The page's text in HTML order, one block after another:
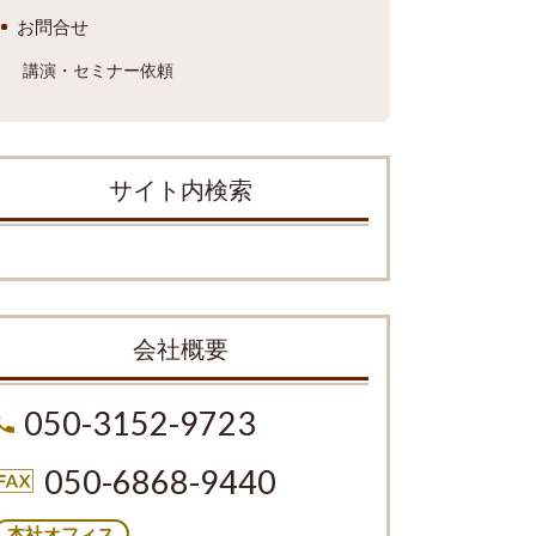
お問合せ
講演・セミナー依頼
サイト内検索
会社概要
050-3152-9723
050-6868-9440